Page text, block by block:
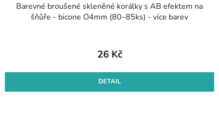
Barevné broušené skleněné korálky s AB efektem na
šňůře - bicone O4mm (80–85ks) - více barev
26 Kč
DETAIL